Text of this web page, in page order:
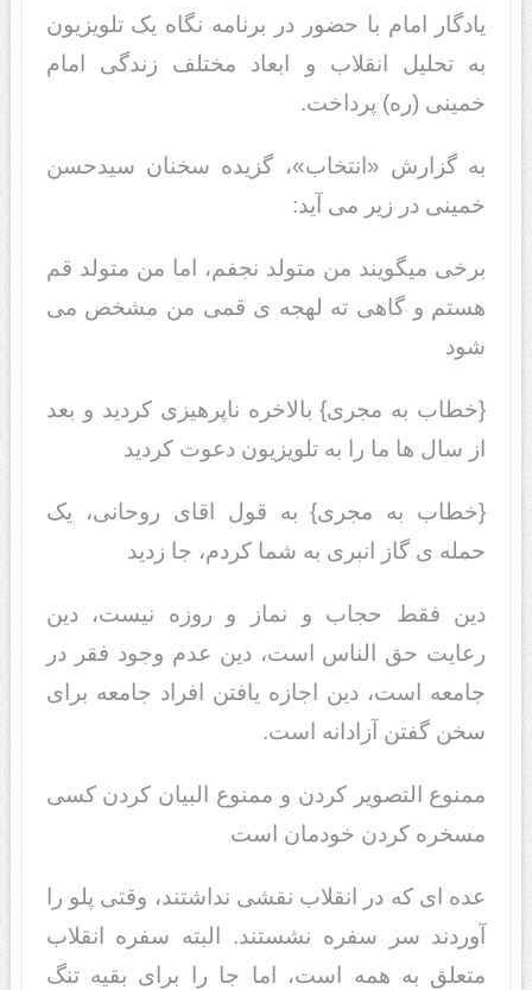
یادگار امام با حضور در برنامه نگاه یک تلویزیون
به تحلیل انقلاب و ابعاد مختلف زندگی امام
خمینی (ره) پرداخت.
به گزارش «انتخاب»، گزیده سخنان سیدحسن
خمینی در زیر می آید:
برخی میگویند من متولد نجفم، اما من متولد قم
هستم و گاهی ته لهجه ی قمی من مشخص می
شود
{خطاب به مجری} بالاخره ناپرهیزی کردید و بعد
از سال ها ما را به تلویزیون دعوت کردید
{خطاب به مجری} به قول اقای روحانی، یک
حمله ی گاز انبری به شما کردم، جا زدید
دین فقط حجاب و نماز و روزه نیست، دین
رعایت حق الناس است، دین عدم وجود فقر در
جامعه است، دین اجازه یافتن افراد جامعه براى
سخن گفتن آزادانه است.
ممنوع التصویر کردن و ممنوع البیان کردن کسی
مسخره کردن خودمان است
عده اى که در انقلاب نقشى نداشتند، وقتى پلو را
آوردند سر سفره نشستند. البته سفره انقلاب
متعلق به همه است، اما جا را براى بقیه تنگ